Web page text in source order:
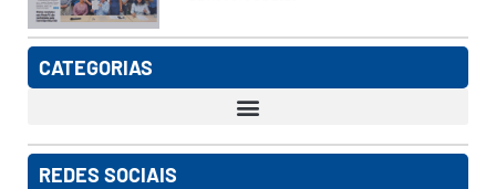
CATEGORIAS
REDES SOCIAIS